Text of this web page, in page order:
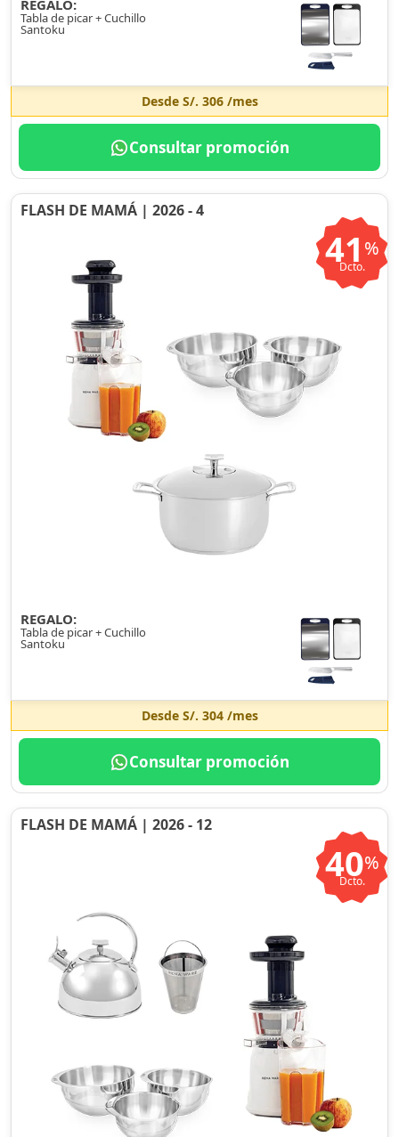
REGALO:
Tabla de picar + Cuchillo
Santoku
Desde S/. 306/mes
Consultar promoción
FLASH DE MAMÁ | 2026 - 4
41 %
Dcto.
REGALO:
Tabla de picar + Cuchillo
Santoku
Desde S/. 304/mes
Consultar promoción
FLASH DE MAMÁ | 2026 - 12
40%
Dcto.